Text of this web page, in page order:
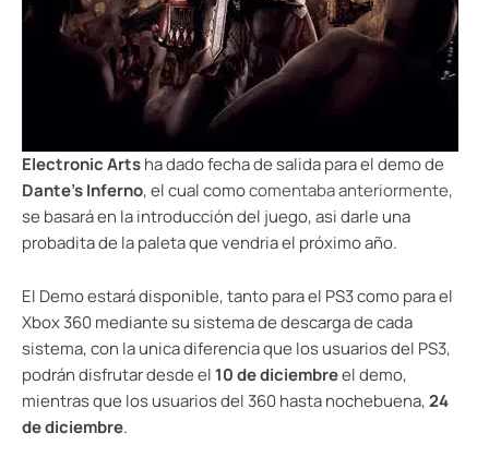
Electronic Artsha dado fecha de salida para el demo de
Dante’s Inferno, el cual comocomentaba anteriormente,
se basará en la introducción del juego, asi darle una
probadita de la paleta que vendria el próximo año.
El Demo estará disponible, tanto para el PS3 como para el
Xbox 360 mediante su sistema de descarga de cada
sistema, con la unica diferencia que los usuarios del PS3,
podrán disfrutar desde el 10 de diciembreel demo,
mientras que los usuarios del 360 hasta nochebuena,24
de diciembre.